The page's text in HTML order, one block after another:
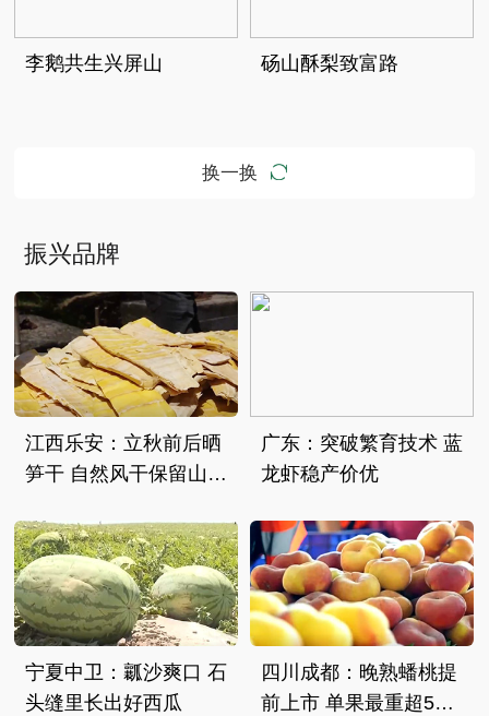
李鹅共生兴屏山 砀山酥梨致富路
换一换
振兴品牌
江西乐安：立秋前后晒
笋干 自然风干保留山野
广东：突破繁育技术 蓝
龙虾稳产价优
宁夏中卫：瓤沙爽口 石
头缝里长出好西瓜
四川成都：晚熟蟠桃提
前上市 单果最重超500